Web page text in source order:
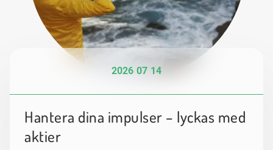
2026 07 14
Hantera dina impulser – lyckas med
aktier